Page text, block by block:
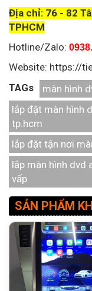
Địa chỉ: 76 - 82
TPHCM
Hotline/Zalo:
Website: https://
TAGs
màn hình
lắp đặt màn hình
tp.hcm
lắp đặt tận nơi
lắp màn hình dvd
vấp
SẢN PHẨM